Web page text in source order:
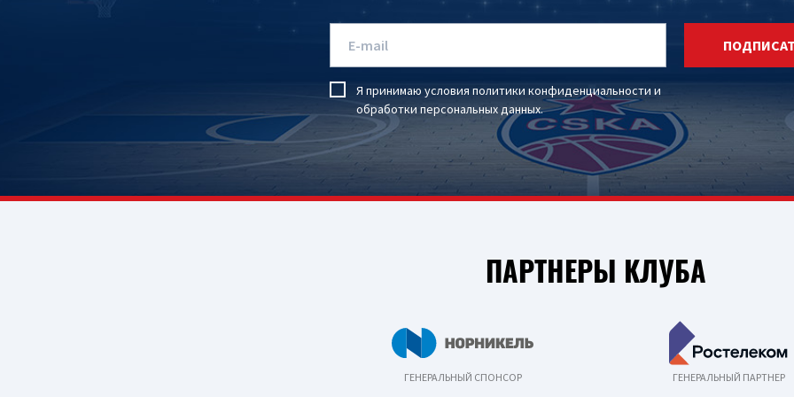
Я принимаю условия политики конфиденциальности и
обработки персональных данных.
ПАРТНЕРЫ КЛУБА
ГЕНЕРАЛЬНЫЙ СПОНСОР ГЕНЕРАЛЬНЫЙ ПАРТНЕР